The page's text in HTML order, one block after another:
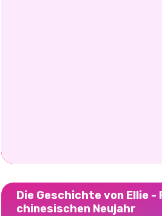
Die Geschichte von Ellie -
chinesischen Neujahr